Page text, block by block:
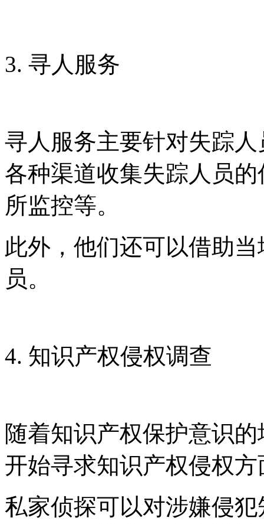
3. 寻人服务
寻人服务主要针对失踪
各种渠道收集失踪人员
所监控等。
此外，他们还可以借助
员。
4. 知识产权侵权调查
随着知识产权保护意识
开始寻求知识产权侵权
私家侦探可以对涉嫌侵